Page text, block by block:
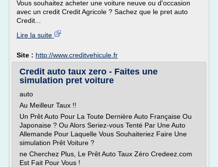
Vous souhaitez acheter une voiture neuve ou d'occasion
avec un credit Credit Agricole ? Sachez que le pret auto
Credit...
Lire la suite
Site : http://www.creditvehicule.fr
Credit auto taux zero - Faites une
simulation pret voiture
auto
Au Meilleur Taux !!
Un Prêt Auto Pour La Toute Dernière Auto Française Ou
Japonaise ? Ou Alors Seriez-vous Tenté Par Une Auto
Allemande Pour Laquelle Vous Souhaiteriez Faire Une
simulation Prêt Voiture ?
ne Cherchez Plus, Le Prêt Auto Taux Zéro Credeez.com
Est Fait Pour Vous !